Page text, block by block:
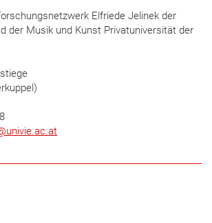
Elfriede Jelinek der
der Musik und Kunst Privatuniversität der
univie.ac.at